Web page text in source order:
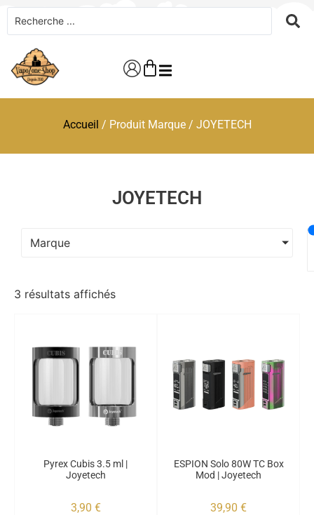
Accueil / Produit Marque / JOYETECH
JOYETECH
Marque
3 résultats affichés
Pyrex Cubis 3.5 ml |
Joyetech
3,90 €
ESPION Solo 80W TC Box
Mod | Joyetech
39,90 €